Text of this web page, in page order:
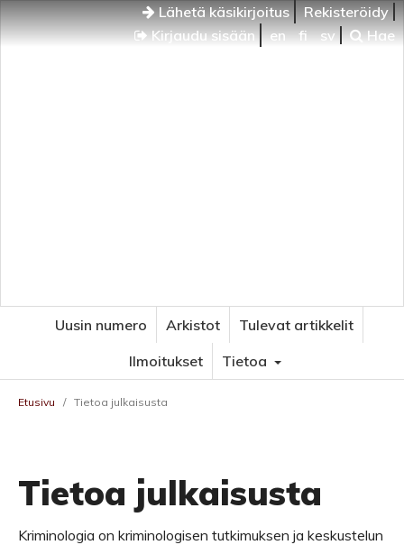
Lähetä käsikirjoitus
Rekisteröidy
Kirjaudu sisään
en fi sv Hae
Uusin numero Arkistot
Tulevat artikkelit
Ilmoitukset
Tietoa
Etusivu / Tietoa julkaisusta
Tietoa julkaisusta
Kriminologia on kriminologisen tutkimuksen ja keskustelun